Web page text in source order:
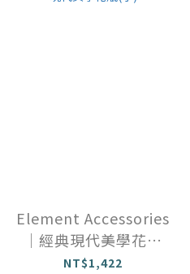
Element Accessories
｜經典現代美學花瓶
(小)
NT$1,422